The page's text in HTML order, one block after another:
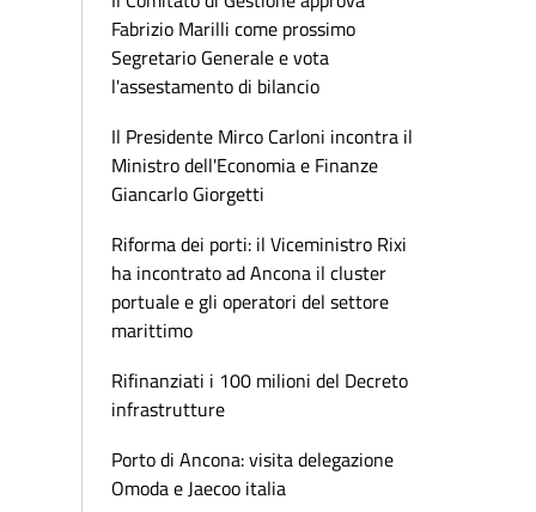
Fabrizio Marilli come prossimo
Segretario Generale e vota
l'assestamento di bilancio
Il Presidente Mirco Carloni incontra il
Ministro dell'Economia e Finanze
Giancarlo Giorgetti
Riforma dei porti: il Viceministro Rixi
ha incontrato ad Ancona il cluster
portuale e gli operatori del settore
marittimo
Rifinanziati i 100 milioni del Decreto
infrastrutture
Porto di Ancona: visita delegazione
Omoda e Jaecoo italia